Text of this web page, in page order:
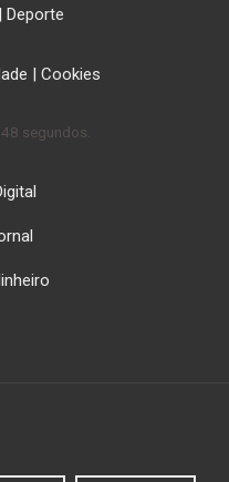
| Deporte
| Cookies
segundos.